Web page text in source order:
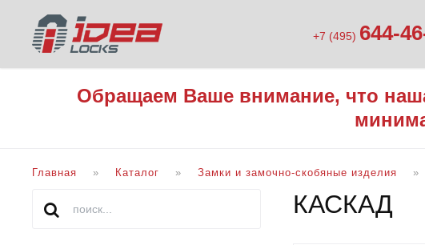
+7 (495) 644-
Обращаем Ваше внимание, что
Главная Каталог Замки и замочно-скобяные изделия
КАСКАД